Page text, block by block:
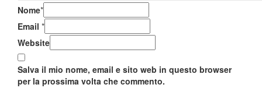
Nome*
Email *
Website
Salva il mio nome, email e sito web in questo browser
per la prossima volta che commento.